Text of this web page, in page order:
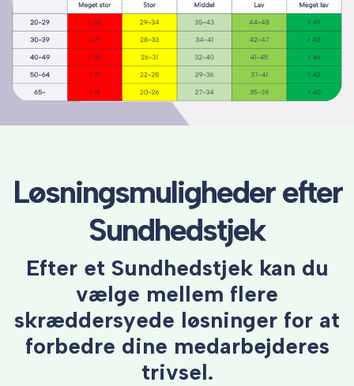
Løsningsmuligheder efter
Sundhedstjek
Efter et Sundhedstjek kan du
vælge mellem flere
skræddersyede løsninger for at
forbedre dine medarbejderes
trivsel.